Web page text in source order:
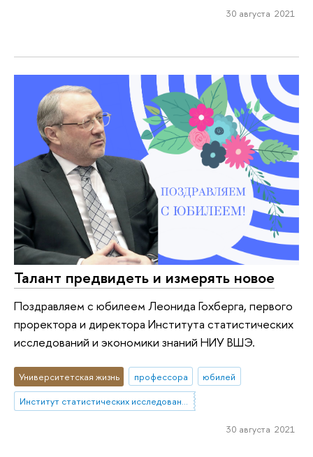
30 августа 2021
Талант предвидеть и измерять новое
Поздравляем с юбилеем Леонида Гохберга, первого
проректора и директора Института статистических
исследований и экономики знаний НИУ ВШЭ.
Университетская жизнь профессора
юбилей
Институт статистических исследований и экономики знаний
30 августа 2021